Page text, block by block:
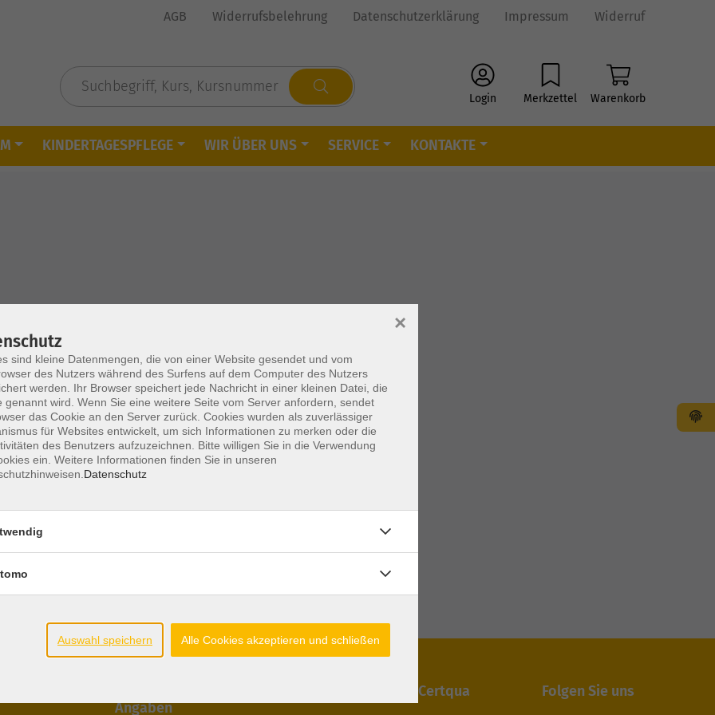
AGB Widerrufsbelehrung Datenschutzerklärung Impressum Widerruf
Login Merkzettel Warenkorb
KINDERTAGESPFLEGE WIR ÜBER UNS SERVICE KONTAKTE
Angaben
Zertifiziert durch Certqua Folgen Sie uns
sind kleine Datenmengen, die von einer Website gesendet und vom
des Nutzers während des Surfens auf dem Computer des Nutzers
werden. Ihr Browser speichert jede Nachricht in einer kleinen Datei, die
genannt wird. Wenn Sie eine weitere Seite vom Server anfordern, sendet
das Cookie an den Server zurück. Cookies wurden als zuverlässiger
für Websites entwickelt, um sich Informationen zu merken oder die
des Benutzers aufzuzeichnen. Bitte willigen Sie in die Verwendung
ein. Weitere Informationen finden Sie in unseren
Datenschutz
×
Auswahl speichern Alle Cookies akzeptieren und schließen